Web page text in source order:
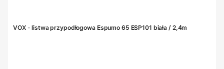
VOX - listwa przypodłogowa Espumo 65 ESP101 biała / 2,4m